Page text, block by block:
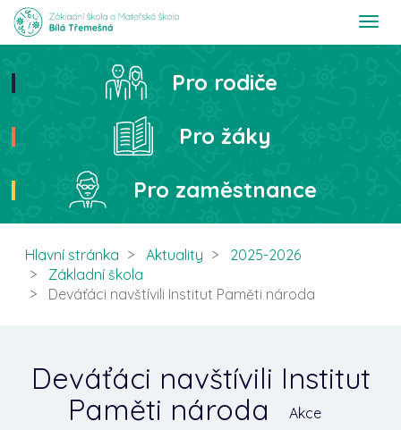
T
t
Hledat
Pro rodiče
Pro žáky
Pro zaměstnance
Hlavní stránka Aktuality
2025-2026
Základní škola
Deváťáci navštívili Institut Paměti národa
Deváťáci navštívili Institut
Paměti národa
Akce